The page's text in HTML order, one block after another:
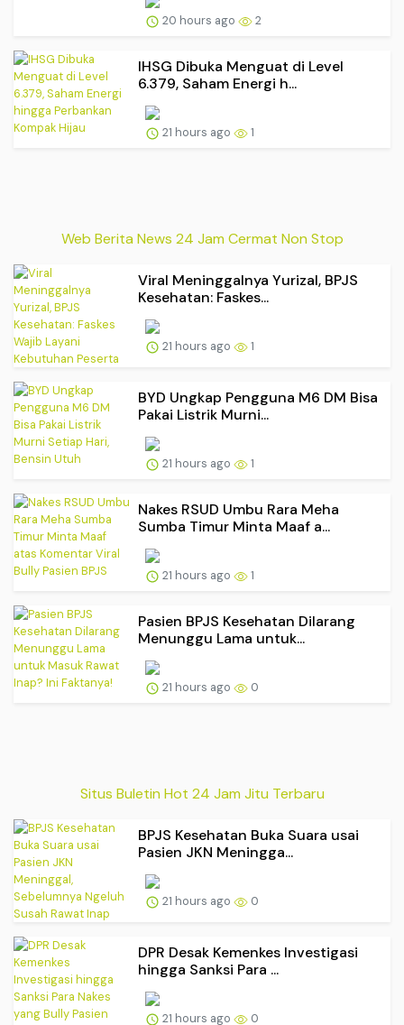
20 hours ago 2
IHSG Dibuka Menguat di Level
6.379, Saham Energi h...
21 hours ago 1
Web Berita News 24 Jam Cermat Non Stop
Viral Meninggalnya Yurizal, BPJS
Kesehatan: Faskes...
21 hours ago 1
BYD Ungkap Pengguna M6 DM Bisa
Pakai Listrik Murni...
21 hours ago 1
Nakes RSUD Umbu Rara Meha
Sumba Timur Minta Maaf a...
21 hours ago 1
Pasien BPJS Kesehatan Dilarang
Menunggu Lama untuk...
21 hours ago 0
Situs Buletin Hot 24 Jam Jitu Terbaru
BPJS Kesehatan Buka Suara usai
Pasien JKN Meningga...
21 hours ago 0
DPR Desak Kemenkes Investigasi
hingga Sanksi Para ...
21 hours ago 0